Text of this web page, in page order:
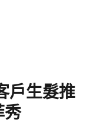
戶生髮推
秀